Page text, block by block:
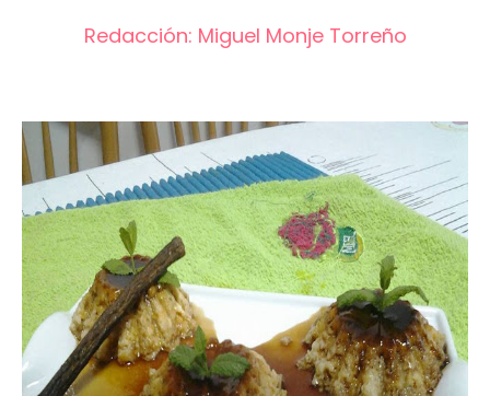
Redacción: Miguel Monje Torreño